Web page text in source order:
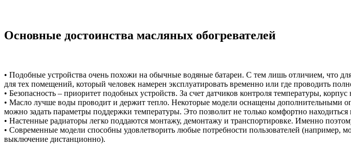
Основные достоинства масляных обогревателей
• Подобные устройства очень похожи на обычные водяные батареи. С тем лишь отличием, что
для тех помещений, который человек намерен эксплуатировать временно или где проводить
• Безопасность – приоритет подобных устройств. За счет датчиков контроля температуры,
• Масло лучше воды проводит и держит тепло. Некоторые модели оснащены дополнительными
можно задать параметры поддержки температуры. Это позволит не только комфортно
• Настенные радиаторы легко поддаются монтажу, демонтажу и транспортировке. Именно
• Современные модели способны удовлетворить любые потребности пользователей
выключение дистанционно).